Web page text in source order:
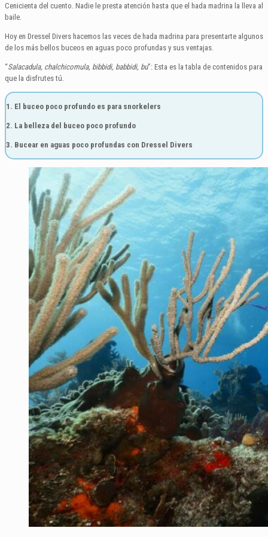
Cenicienta del cuento. Nadie le presta atención hasta que el hada madrina la lleva al
baile.
Hoy en Dressel Divers hacemos las veces de hada madrina para presentarte algunos
de los más bellos buceos en aguas poco profundas y sus ventajas.
“Salacadula, chalchicomula, bibbidi, babbidi, bu”: Esta es la tabla de contenidos para
que la disfrutes tú.
1. El buceo poco profundo es para snorkelers
2. La belleza del buceo poco profundo
3. Bucear en aguas poco profundas con Dressel Divers